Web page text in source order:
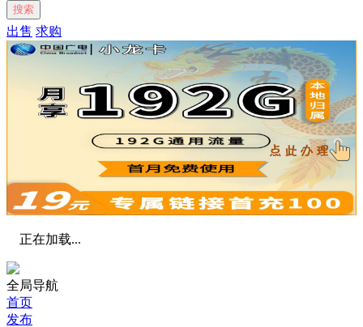
搜索
出售 求购
正在加载...
全局导航
首页
发布